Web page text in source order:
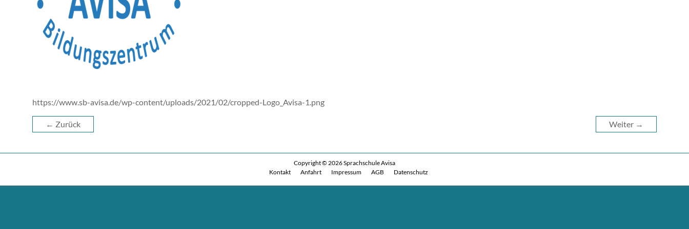
https://www.sb-avisa.de/wp-content/uploads/2021/02/cropped-Logo_Avisa-1.png
← Zurück Weiter →
Copyright © 2026Sprachschule Avisa
Kontakt
Anfahrt Impressum AGB Datenschutz